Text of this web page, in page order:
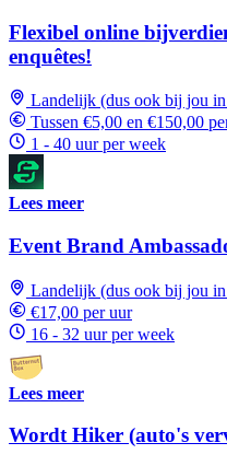
Flexibel online
enquêtes!
Landelijk (dus ook bij jou
Tussen €5,00 en €150,00
1 - 40 uur per week
Lees meer
Event Brand
Landelijk (dus ook bij jou
€17,00 per uur
16 - 32 uur per week
Lees meer
Wordt Hiker (auto's